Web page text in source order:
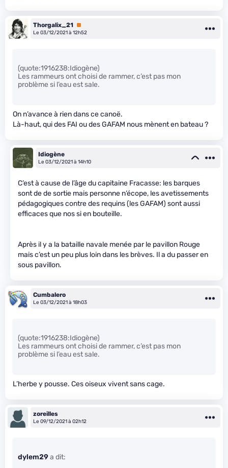
Thorgalix_21 Premium
Le 03/12/2021 à 12h52
(quote:1916238:Idiogène)
Les rammeurs ont choisi de rammer, c’est pas mon
problème si l’eau est sale.
On n’avance à rien dans ce canoë.
Là-haut, qui des FAI ou des GAFAM nous mènent en bateau ?
Idiogène
Le 03/12/2021 à 14h10
C’est à cause de l’âge du capitaine Fracasse: les barques
sont de de sortie mais personne n’écope, les avetissements
pédagogiques contre des requins (les GAFAM) sont aussi
efficaces que nos si en bouteille.
Après il y a la bataille navale menée par le pavillon Rouge
mais c’est un peu plus loin dans les brèves. Il a du passer en
sous pavillon.
Cumbalero
Le 03/12/2021 à 18h03
(quote:1916238:Idiogène)
Les rammeurs ont choisi de rammer, c’est pas mon
problème si l’eau est sale.
L’herbe y pousse. Ces oiseux vivent sans cage.
zoreilles
Le 09/12/2021 à 02h12
dylem29a dit: